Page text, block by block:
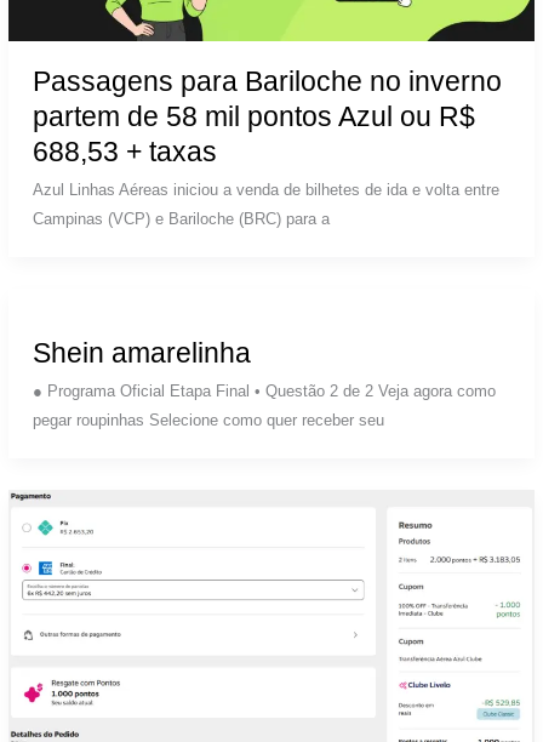
Passagens para Bariloche no inverno
partem de 58 mil pontos Azul ou R$
688,53 + taxas
Azul Linhas Aéreas iniciou a venda de bilhetes de ida e volta entre
Campinas (VCP) e Bariloche (BRC) para a
Shein amarelinha
● Programa Oficial Etapa Final • Questão 2 de 2 Veja agora como
pegar roupinhas Selecione como quer receber seu